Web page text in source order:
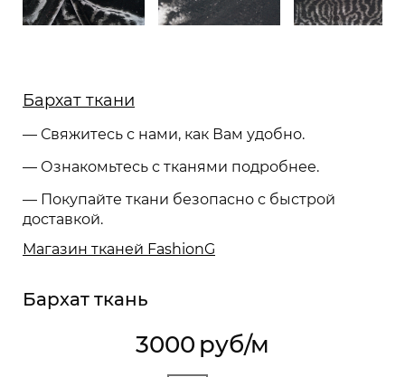
Бархат ткани
— Свяжитесь с нами, как Вам удобно.
— Ознакомьтесь с тканями подробнее.
— Покупайте ткани безопасно с быстрой
доставкой.
Магазин тканей FashionG
Бархат ткань
3000 руб/м